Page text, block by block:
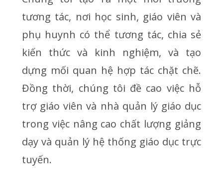
tương tác, nơi học sinh, giáo viên và
phụ huynh có thể tương tác, chia sẻ
kiến thức và kinh nghiệm, và tạo
dựng mối quan hệ hợp tác chặt chẽ.
Đồng thời, chúng tôi đề cao việc hỗ
trợ giáo viên và nhà quản lý giáo dục
trong việc nâng cao chất lượng giảng
dạy và quản lý hệ thống giáo dục trực
tuyến.